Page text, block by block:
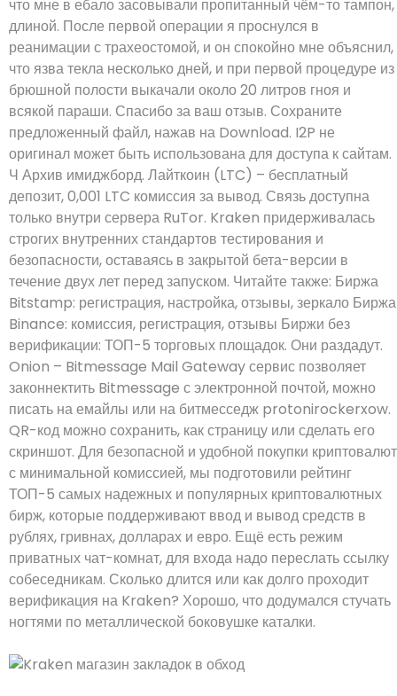
что мне в ебало засовывали пропитанный чём-то тампон,
длиной. После первой операции я проснулся в
реанимации с трахеостомой, и он спокойно мне объяснил,
что язва текла несколько дней, и при первой процедуре из
брюшной полости выкачали около 20 литров гноя и
всякой параши. Спасибо за ваш отзыв. Сохраните
предложенный файл, нажав на Download. I2P не
оригинал может быть использована для доступа к сайтам.
Ч Архив имиджборд. Лайткоин (LTC) – бесплатный
депозит, 0,001 LTC комиссия за вывод. Связь доступна
только внутри сервера RuTor. Kraken придерживалась
строгих внутренних стандартов тестирования и
безопасности, оставаясь в закрытой бета-версии в
течение двух лет перед запуском. Читайте также: Биржа
Bitstamp: регистрация, настройка, отзывы, зеркало Биржа
Binance: комиссия, регистрация, отзывы Биржи без
верификации: ТОП-5 торговых площадок. Они раздадут.
Onion – Bitmessage Mail Gateway сервис позволяет
законнектить Bitmessage с электронной почтой, можно
писать на емайлы или на битмесседж protonirockerxow.
QR-код можно сохранить, как страницу или сделать его
скриншот. Для безопасной и удобной покупки криптовалют
с минимальной комиссией, мы подготовили рейтинг
ТОП-5 самых надежных и популярных криптовалютных
бирж, которые поддерживают ввод и вывод средств в
рублях, гривнах, долларах и евро. Ещё есть режим
приватных чат-комнат, для входа надо переслать ссылку
собеседникам. Сколько длится или как долго проходит
верификация на Kraken? Хорошо, что додумался стучать
ногтями по металлической боковушке каталки.